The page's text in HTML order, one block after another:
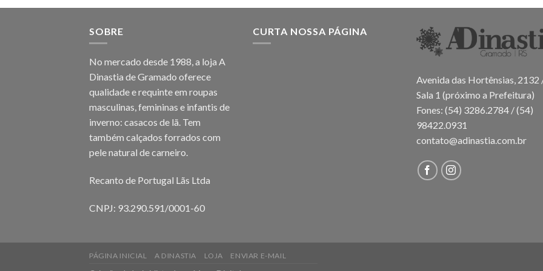
SOBRE
No mercado desde 1988, a loja A
Dinastia de Gramado oferece
qualidade e requinte em roupas
masculinas, femininas e infantis de
inverno: casacos de lã. Tem
também calçados forrados com
pele natural de carneiro.
Recanto de Portugal Lãs Ltda
CNPJ: 93.290.591/0001-60
CURTA NOSSA PÁGINA
Avenida das Hortênsias, 2132
Sala 1 (próximo a Prefeitura)
Fones: (54) 3286.2784 / (54)
98422.0931
contato@adinastia.com.br
PÁGINA INICIAL A DINASTIA LOJA ENVIAR E-MAIL